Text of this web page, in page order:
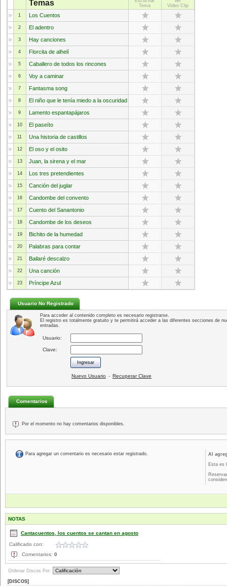
Temas
Tema
Video Clip
1
Los Cuentos
2 El adentro
3 Hay canciones
4 Florcita de alhelí
5 Caballero de todos los rincones
6 Voy a caminar
7 Fantasma song
8 El niño que le tenía miedo a la oscuridad
9 Lamento espantapájaros
10 El paseíto
11 Una historia de castillos
12 El oso y el osito
13 Juan, la sirena y el mar
14 Los tres pretendientes
15 Canción del juglar
16 Candombe del convento
17 Cuento del Sanantonio
18 Candombe de los deseos
19 Bichito de la humedad
20 Palabras para contar
21 Bailaré descalzo
22 Una canción
23 Príncipe Azul
Usuario No Registrado
Para acceder al contenido completo es necesario registrarse.
El registro es totalmente gratuito y te permitirá acceder a las diferentes secciones de
entradas.
Usuario:
Clave:
Nuevo Usuario - Recuperar Clave
Comentarios
Por el momento no hay comentarios disponibles.
Para agregar un comentario es necesario estar registrado.
Al
Esta es
NOTAS
Cantacuentos, los cuentos se cantan en agosto
Calificado con:
Comentarios: 0
Ordenar Discos Por:
[DISCOS]